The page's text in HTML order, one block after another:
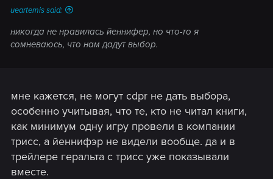
ueartemis said:
никогда не нравилась йеннифер, но что-то я
сомневаюсь, что нам дадут выбор.
мне кажется, не могут cdpr не дать выбора,
особенно учитывая, что те, кто не читал книги,
как минимум одну игру провели в компании
трисс, а йеннифэр не видели вообще. да и в
трейлере геральта с трисс уже показывали
вместе.